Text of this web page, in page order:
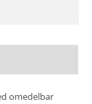
omedelbar